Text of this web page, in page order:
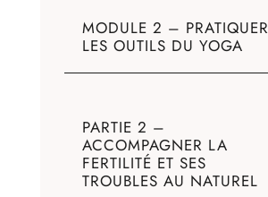
MODULE 2 – PRATIQUER
LES OUTILS DU YOGA
PARTIE 2 –
ACCOMPAGNER LA
FERTILITÉ ET SES
TROUBLES AU NATUREL